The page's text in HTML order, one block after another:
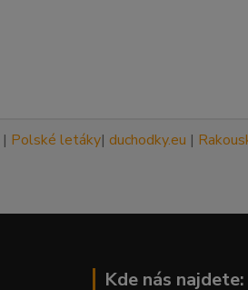
| Polské letáky| duchodky.eu |
Kde nás najdete: